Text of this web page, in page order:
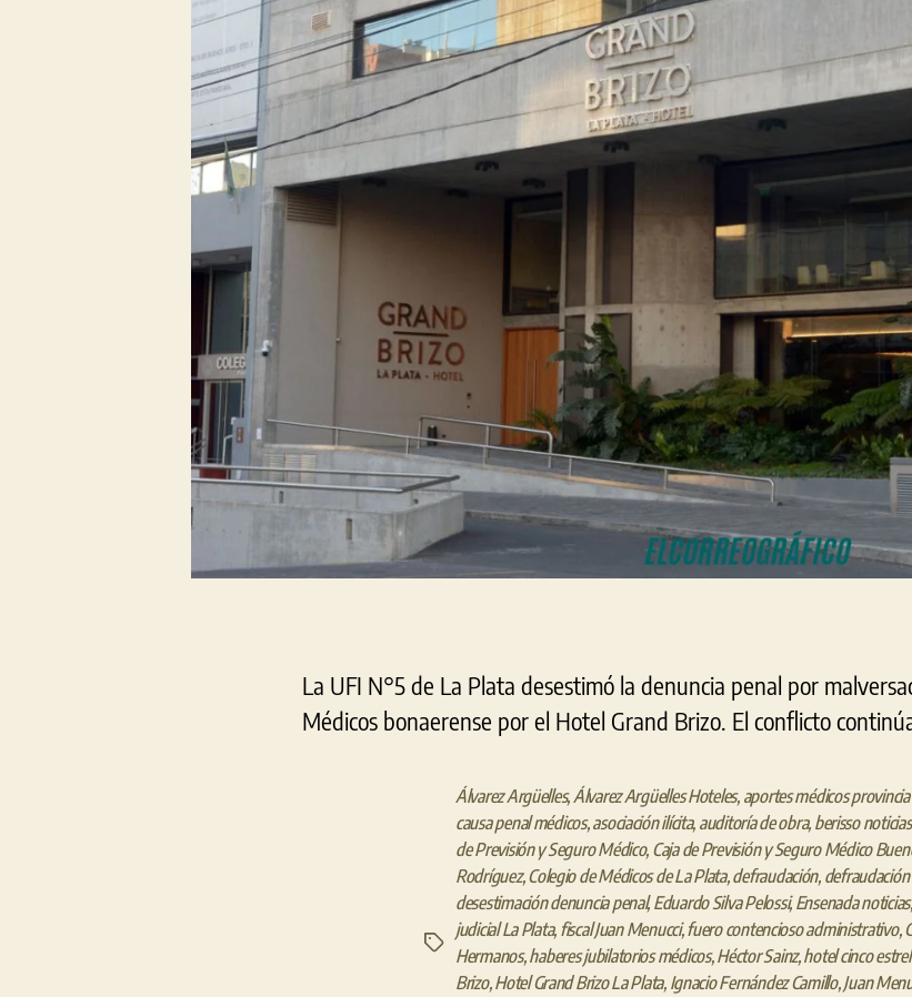
La UFI N°5 de La Plata desestimó la denuncia penal por
Médicos bonaerense por el Hotel Grand Brizo. El conflicto
Etiquetas
Álvarez Argüelles,Álvarez Argüelles Hoteles, aportes médicos
causa penal médicos,asociación ilícita, auditoría de obra, berisso noticias
de Previsión y Seguro Médico, Caja de Previsión y Seguro Médico
Rodríguez,Colegio de Médicos de La Plata,defraudación,
desestimación denuncia penal,Eduardo Silva Pelossi,Ensenada noticias,
judicial La Plata, fiscal Juan Menucci,fuero contencioso administrativo,
Hermanos,haberes jubilatorios médicos,Héctor Sainz,hotel cinco
Brizo,Hotel Grand Brizo La Plata, Ignacio Fernández Camillo,Juan